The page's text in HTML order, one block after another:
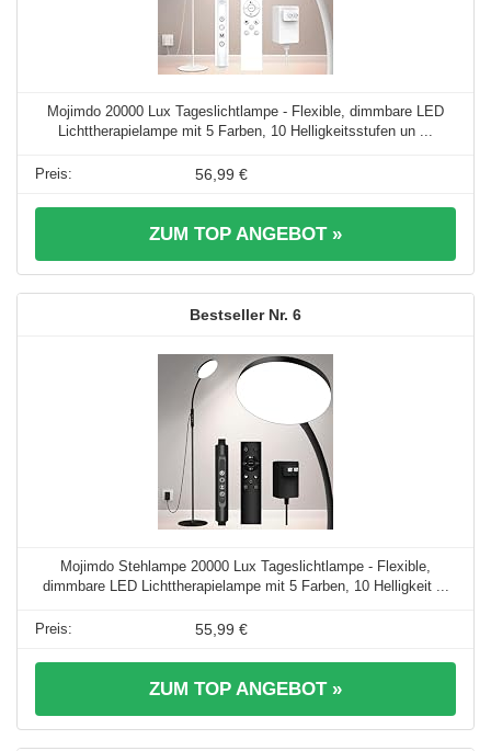
Mojimdo 20000 Lux Tageslichtlampe - Flexible, dimmbare LED
Lichttherapielampe mit 5 Farben, 10 Helligkeitsstufen un ...
56,99 €
ZUM TOP ANGEBOT »
6
Mojimdo Stehlampe 20000 Lux Tageslichtlampe - Flexible,
dimmbare LED Lichttherapielampe mit 5 Farben, 10 Helligkeit ...
55,99 €
ZUM TOP ANGEBOT »